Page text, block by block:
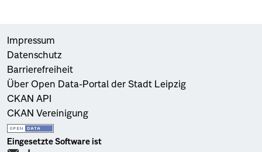
Impressum
Datenschutz
Barrierefreiheit
Über Open Data-Portal der Stadt Leipzig
CKAN API
CKAN Vereinigung
Eingesetzte Software ist